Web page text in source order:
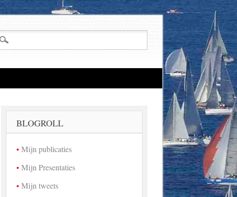
BLOGROLL
Mijn publicaties
Mijn Presentaties
Mijn tweets